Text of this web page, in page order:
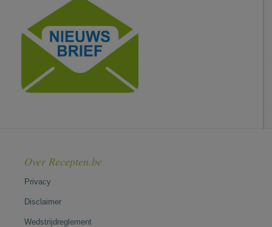
Over Recepten.be
Privacy
Disclaimer
Wedstrijdreglement